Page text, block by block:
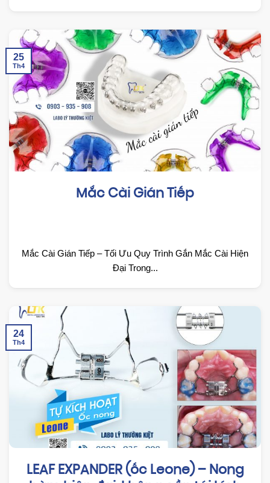
Mắc Cài Gián Tiếp
Mắc Cài Gián Tiếp – Tối Ưu Quy Trình Gắn Mắc Cài Hiện
Đại Trong...
25
Th4
LEAF EXPANDER (ốc Leone) – Nong
24
Th4